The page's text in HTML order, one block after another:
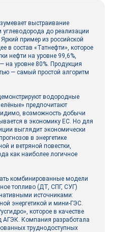
выстраивание
до реализации
пример из российской
в состав «Татнефти», которое
нефти на уровне 99,6%,
на уровне 80%. Продукция
— самый простой алгоритм
водородные
предпочитают
возможность добычи
в экономику ЕС. Но для
выглядит экономически
в энергетике
и ветряной повестки,
как наиболее логичное
комбинированные модели
топливо (ДТ, СПГ, СУГ)
источниками:
энергетикой и мини-­ГЭС.
которое в качестве
АГЭК. Компания разработала
труднодоступных